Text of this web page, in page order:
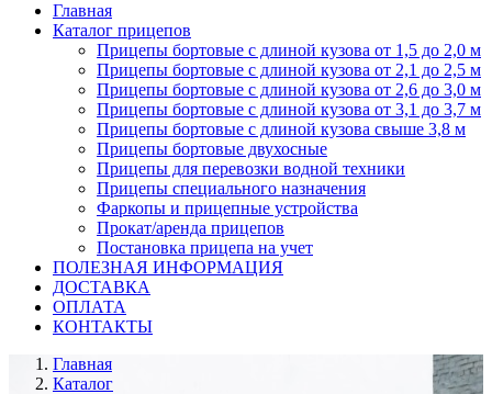
Главная
Каталог прицепов
Прицепы бортовые с длиной кузова от 1,5 до 2,0 м
Прицепы бортовые с длиной кузова от 2,1 до 2,5 м
Прицепы бортовые с длиной кузова от 2,6 до 3,0 м
Прицепы бортовые с длиной кузова от 3,1 до 3,7 м
Прицепы бортовые с длиной кузова свыше 3,8 м
Прицепы бортовые двухосные
Прицепы для перевозки водной техники
Прицепы специального назначения
Фаркопы и прицепные устройства
Прокат/аренда прицепов
Постановка прицепа на учет
ПОЛЕЗНАЯ ИНФОРМАЦИЯ
ДОСТАВКА
ОПЛАТА
КОНТАКТЫ
Главная
Каталог